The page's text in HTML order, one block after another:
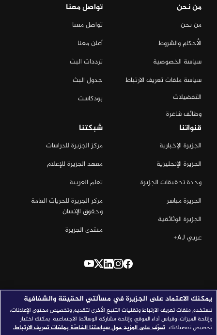
من نحن
من نحن
الأحكام والشروط
سياسة الخصوصية
سياسة ملفات تعريف الارتباط
التفضيلات
وظائف شاغرة
تواصل معنا
تواصل معنا
أعلن معنا
ترددات البث
جدول البث
بودكاست
قنواتنا
الجزيرة الإخبارية
الجزيرة الإنجليزية
وحدة تحقيقات الجزيرة
الجزيرة مباشر
الجزيرة الوثائقية
عربي AJ+
شبكتنا
مركز الجزيرة للدراسات
معهد الجزيرة للإعلام
تعلم العربية
مركز الجزيرة للحريات العامة
وحقوق الإنسان
منتدى الجزيرة
يمكنك الاعتماد على الجزيرة في مسألتي الحقيقة والشفافية
نستخدم ملفات تعريف الارتباط وتقنيات التتبع الأخرى لتقديم وتخصيص محتوى الإعلانات،
وإتاحة الميزات، وقياس أداء الموقع، وإتاحة مشاركة الوسائط الاجتماعية. يمكنك اختيار
تخصيص تفضيلاتك. تعرّف على المزيد حول سياستنا الخاصّة بملفات تعريف الارتباط.